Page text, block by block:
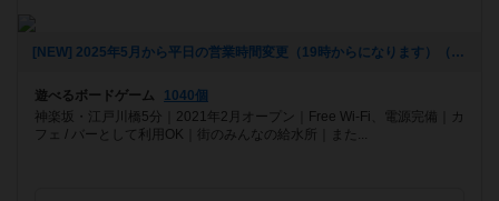
[NEW] 2025年5月から平日の営業時間変更（19時からになります）（2025年06月20日 16時25分）
遊べるボードゲーム
1040個
神楽坂・江戸川橋5分｜2021年2月オープン｜Free Wi-Fi、電源完備｜カ
フェ / バーとして利用OK｜街のみんなの給水所｜また...